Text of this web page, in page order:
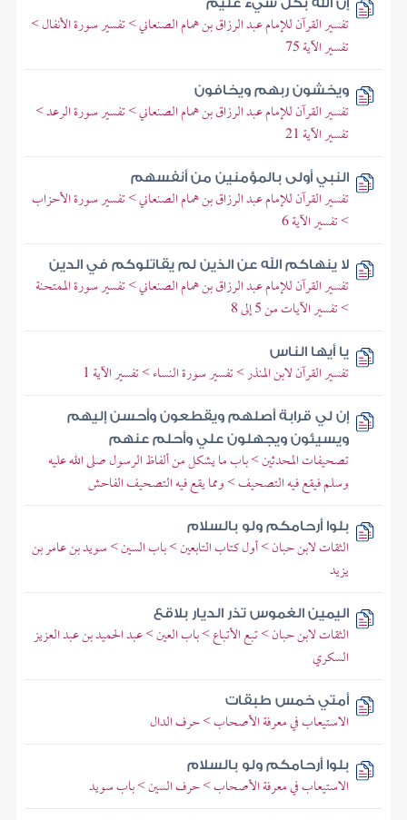
إن الله بكل شيء عليم
تفسير القرآن للإمام عبد الرزاق بن همام الصنعاني > تفسير سورة الأنفال >
تفسير الآية 75
ويخشون ربهم ويخافون
تفسير القرآن للإمام عبد الرزاق بن همام الصنعاني > تفسير سورة الرعد >
تفسير الآية 21
النبي أولى بالمؤمنين من أنفسهم
تفسير القرآن للإمام عبد الرزاق بن همام الصنعاني > تفسير سورة الأحزاب
> تفسير الآية 6
لا ينهاكم الله عن الذين لم يقاتلوكم في الدين
تفسير القرآن للإمام عبد الرزاق بن همام الصنعاني > تفسير سورة الممتحنة
> تفسير الآيات من 5 إلى 8
يا أيها الناس
تفسير القرآن لابن المنذر > تفسير سورة النساء > تفسير الآية 1
إن لي قرابة أصلهم ويقطعون وأحسن إليهم
ويسيئون ويجهلون علي وأحلم عنهم
تصحيفات المحدثين > باب ما يشكل من ألفاظ الرسول صلى الله عليه
وسلم فيقع فيه التصحيف > ومما يقع فيه التصحيف الفاحش
بلوا أرحامكم ولو بالسلام
الثقات لابن حبان > أول كتاب التابعين > باب السين > سويد بن عامر بن
يزيد
اليمين الغموس تذر الديار بلاقع
الثقات لابن حبان > تبع الأتباع > باب العين > عبد الحميد بن عبد العزيز
السكري
أمتي خمس طبقات
الاستيعاب في معرفة الأصحاب > حرف الدال
بلوا أرحامكم ولو بالسلام
الاستيعاب في معرفة الأصحاب > حرف السين > باب سويد